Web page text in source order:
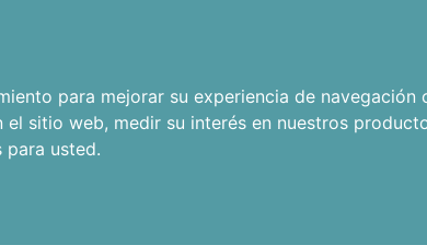
para mejorar su experiencia de navegación
el sitio web, medir su interés en nuestros
para usted.